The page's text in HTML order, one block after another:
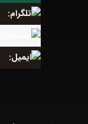
تلگرام:
ایمیل: